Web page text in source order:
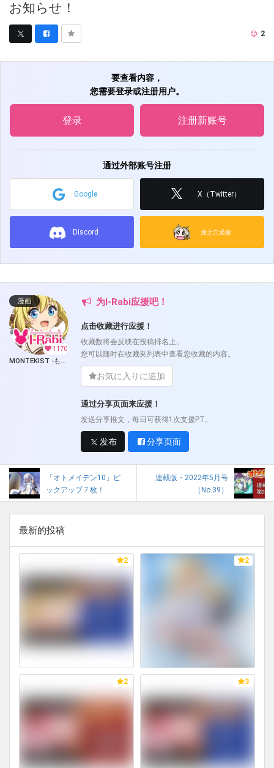
お知らせ！
2
要查看内容，
您需要登录或注册用户。
登录 注册新账号
通过外部账号注册
Google X（Twitter）
Discord 虎之穴通贩
1170
漫画
MONTEKIST -もんてきすと- (I-Rabi)
为I-Rabi应援吧！
点击收藏进行应援！
收藏数将会反映在投稿排名上。
您可以随时在收藏夹列表中查看您收藏的内容。
お気に入りに追加
通过分享页面来应援！
发送分享推文，每日可获得1次支援PT。
发布 分享页面
「オトメイデン10」ピ
ックアップ７枚！
連載版・2022年5月号
（No.39）
最新的投稿
2 2
2 3